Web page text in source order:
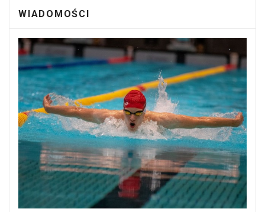
WIADOMOŚCI